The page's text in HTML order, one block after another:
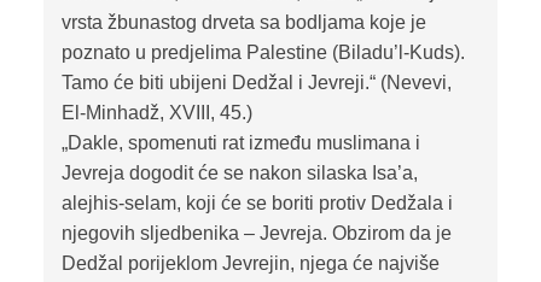
vrsta žbunastog drveta sa bodljama koje je
poznato u predjelima Palestine (Biladu’l-Kuds).
Tamo će biti ubijeni Dedžal i Jevreji.“ (Nevevi,
El-Minhadž, XVIII, 45.)
„Dakle, spomenuti rat između muslimana i
Jevreja dogodit će se nakon silaska Isa’a,
alejhis-selam, koji će se boriti protiv Dedžala i
njegovih sljedbenika – Jevreja. Obzirom da je
Dedžal porijeklom Jevrejin, njega će najviše